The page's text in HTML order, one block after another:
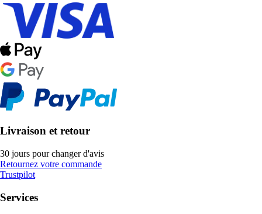
Livraison et retour
30 jours pour changer d'avis
Retournez votre commande
Trustpilot
Services